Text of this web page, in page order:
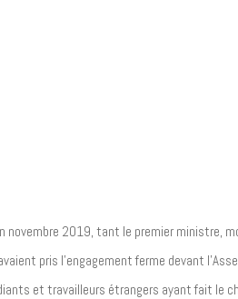
novembre 2019, tant le premier ministre,
pris l’engagement ferme devant
et travailleurs étrangers ayant fait le